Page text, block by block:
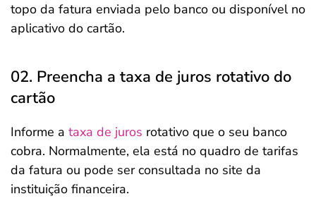
topo da fatura enviada pelo banco ou disponível no
aplicativo do cartão.
02. Preencha a taxa de juros rotativo do
cartão
Informe a taxa de juros rotativo que o seu banco
cobra. Normalmente, ela está no quadro de tarifas
da fatura ou pode ser consultada no site da
instituição financeira.